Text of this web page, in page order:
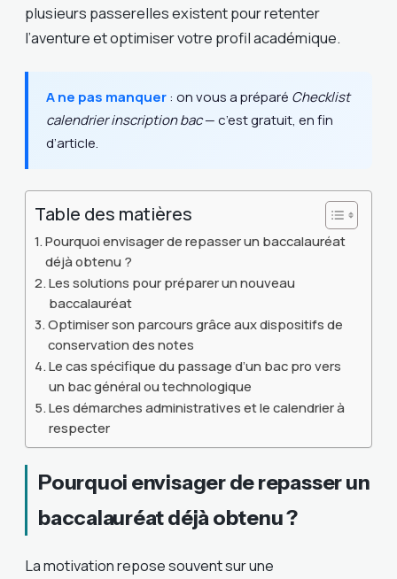
plusieurs passerelles existent pour retenter
l’aventure et optimiser votre profil académique.
A ne pas manquer: on vous a préparé Checklist
calendrier inscription bac— c’est gratuit, en fin
d’article.
Table des matières
Pourquoi envisager de repasser un baccalauréat
déjà obtenu ?
Les solutions pour préparer un nouveau
baccalauréat
Optimiser son parcours grâce aux dispositifs de
conservation des notes
Le cas spécifique du passage d’un bac pro vers
un bac général ou technologique
Les démarches administratives et le calendrier à
respecter
Pourquoi envisager de repasser un
baccalauréat déjà obtenu ?
La motivation repose souvent sur une